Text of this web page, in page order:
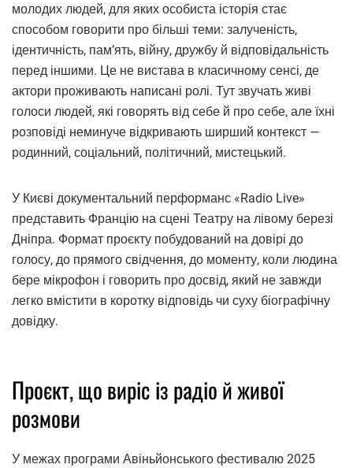
молодих людей, для яких особиста історія стає
способом говорити про більші теми: залученість,
ідентичність, пам’ять, війну, дружбу й відповідальність
перед іншими. Це не вистава в класичному сенсі, де
актори проживають написані ролі. Тут звучать живі
голоси людей, які говорять від себе й про себе, але їхні
розповіді неминуче відкривають ширший контекст —
родинний, соціальний, політичний, мистецький.
У Києві документальний перформанс «Radio Live»
представить Францію на сцені Театру на лівому березі
Дніпра. Формат проєкту побудований на довірі до
голосу, до прямого свідчення, до моменту, коли людина
бере мікрофон і говорить про досвід, який не завжди
легко вмістити в коротку відповідь чи суху біографічну
довідку.
Проєкт, що виріс із радіо й живої
розмови
У межах програми Авіньйонського фестивалю 2025